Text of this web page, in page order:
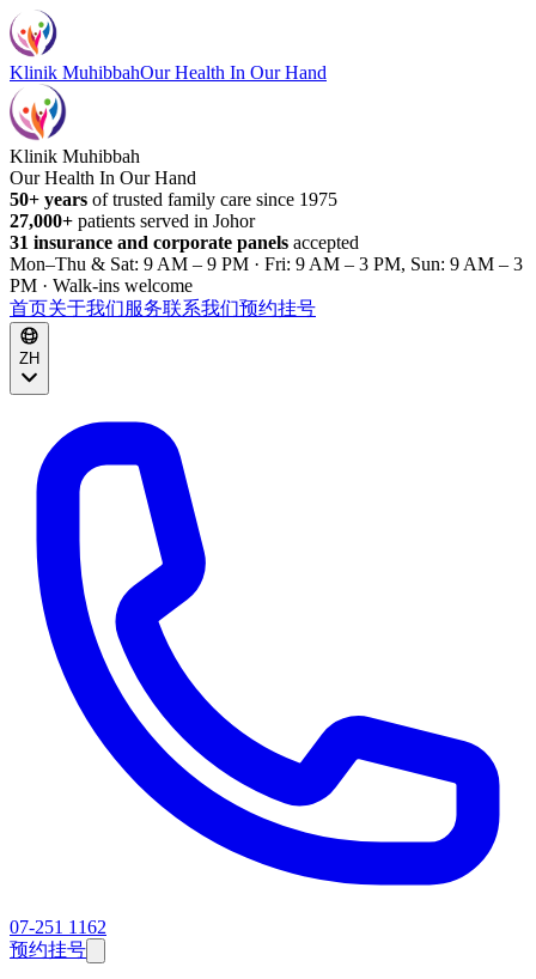
Klinik MuhibbahOur Health In Our Hand
Klinik Muhibbah
Our Health In Our Hand
50+ years of trusted family care since 1975
27,000+ patients served in Johor
31 insurance and corporate panels accepted
Mon–Thu & Sat: 9 AM – 9 PM · Fri: 9 AM – 3 PM, Sun: 9 AM – 3
PM · Walk-ins welcome
首页关于我们服务联系我们预约挂号
ZH
07-251 1162
预约挂号